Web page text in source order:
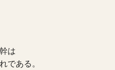
は
である。